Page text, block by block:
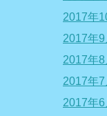
2017年
2017年9
2017年8
2017年7
2017年6